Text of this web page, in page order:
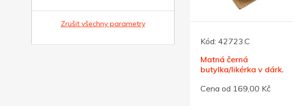
Zrušit všechny parametry
Kód: 42723.C
Matná černá
butylka/likérka v dárk.
Cena od 169,00 Kč